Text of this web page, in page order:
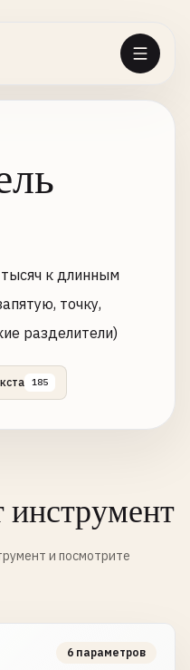
к длинным
точку,
разделители)
185
инструмент
и посмотрите
6 параметров